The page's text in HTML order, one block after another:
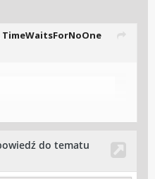
TimeWaitsForNoOne